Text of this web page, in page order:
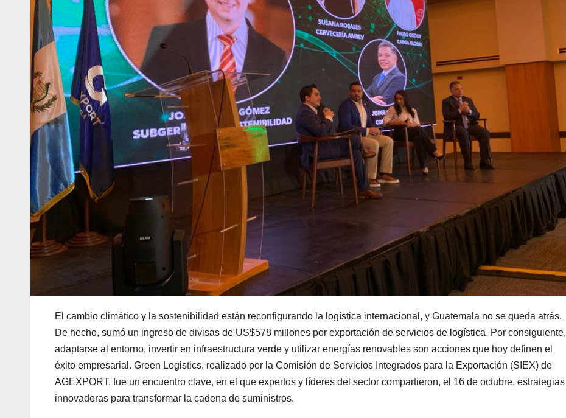
El cambio climático y la sostenibilidad están reconfigurando la logística internacional, y Guatemala no se queda atrás.
De hecho, sumó un ingreso de divisas de US$578 millones por exportación de servicios de logística. Por consiguiente,
adaptarse al entorno, invertir en infraestructura verde y utilizar energías renovables son acciones que hoy definen el
éxito empresarial. Green Logistics, realizado por la Comisión de Servicios Integrados para la Exportación (SIEX) de
AGEXPORT, fue un encuentro clave, en el que expertos y líderes del sector compartieron, el 16 de octubre, estrategias
innovadoras para transformar la cadena de suministros.